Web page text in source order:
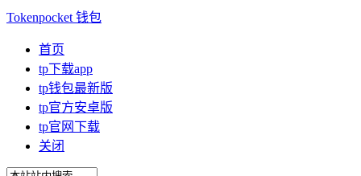
Tokenpocket 钱包
首页
tp下载app
tp钱包最新版
tp官方安卓版
tp官网下载
关闭